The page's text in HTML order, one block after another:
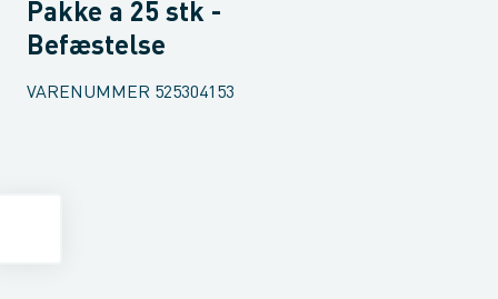
Pakke a 25 stk -
Befæstelse
VARENUMMER 525304153